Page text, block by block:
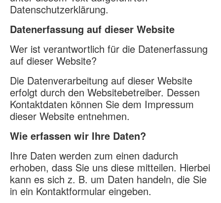
Datenschutzerklärung.
Datenerfassung auf dieser Website
Wer ist verantwortlich für die Datenerfassung
auf dieser Website?
Die Datenverarbeitung auf dieser Website
erfolgt durch den Websitebetreiber. Dessen
Kontaktdaten können Sie dem Impressum
dieser Website entnehmen.
Wie erfassen wir Ihre Daten?
Ihre Daten werden zum einen dadurch
erhoben, dass Sie uns diese mitteilen. Hierbei
kann es sich z. B. um Daten handeln, die Sie
in ein Kontaktformular eingeben.